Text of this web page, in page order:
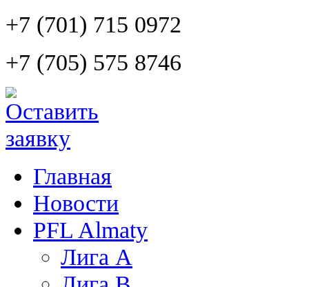
+7 (701) 715 0972
+7 (705) 575 8746
Главная
Новости
PFL Almaty
Лига A